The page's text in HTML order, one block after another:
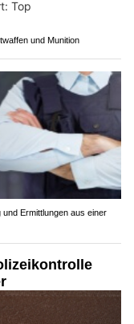
und Munition
Ermittlungen aus einer